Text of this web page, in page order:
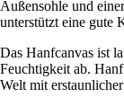
Außensohle und
unterstützt eine gute
Das Hanfcanvas ist
Feuchtigkeit ab.
Welt mit